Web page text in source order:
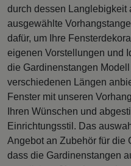
durch dessen Langlebigkeit
ausgewählte
dafür, um Ihre
eigenen Vorstellungen und
die Gardinenstangen
verschiedenen Längen
Fenster mit unseren
Ihren Wünschen und
Einrichtungsstil. Das
Angebot an Zubehör für die
dass die Gardinenstangen